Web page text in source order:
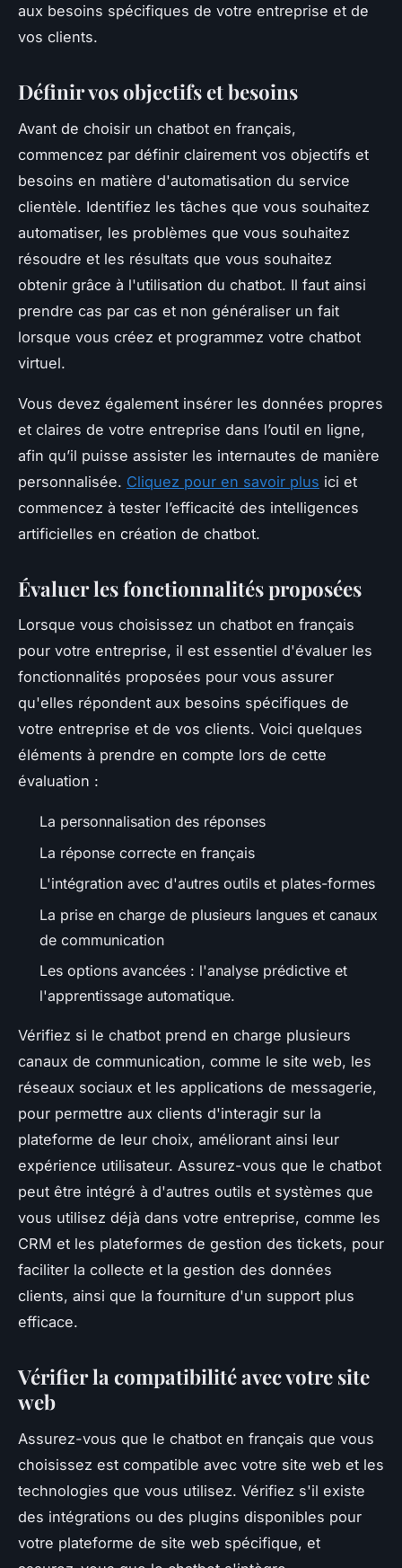
aux besoins spécifiques de votre entreprise et de
vos clients.
Définir vos objectifs et besoins
Avant de choisir un chatbot en français,
commencez par définir clairement vos objectifs et
besoins en matière d'automatisation du service
clientèle. Identifiez les tâches que vous souhaitez
automatiser, les problèmes que vous souhaitez
résoudre et les résultats que vous souhaitez
obtenir grâce à l'utilisation du chatbot. Il faut ainsi
prendre cas par cas et non généraliser un fait
lorsque vous créez et programmez votre chatbot
virtuel.
Vous devez également insérer les données propres
et claires de votre entreprise dans l’outil en ligne,
afin qu’il puisse assister les internautes de manière
personnalisée. Cliquez pour en savoir plus ici et
commencez à tester l’efficacité des intelligences
artificielles en création de chatbot.
Évaluer les fonctionnalités proposées
Lorsque vous choisissez un chatbot en français
pour votre entreprise, il est essentiel d'évaluer les
fonctionnalités proposées pour vous assurer
qu'elles répondent aux besoins spécifiques de
votre entreprise et de vos clients. Voici quelques
éléments à prendre en compte lors de cette
évaluation :
La personnalisation des réponses
La réponse correcte en français
L'intégration avec d'autres outils et plates-formes
La prise en charge de plusieurs langues et canaux
de communication
Les options avancées : l'analyse prédictive et
l'apprentissage automatique.
Vérifiez si le chatbot prend en charge plusieurs
canaux de communication, comme le site web, les
réseaux sociaux et les applications de messagerie,
pour permettre aux clients d'interagir sur la
plateforme de leur choix, améliorant ainsi leur
expérience utilisateur. Assurez-vous que le chatbot
peut être intégré à d'autres outils et systèmes que
vous utilisez déjà dans votre entreprise, comme les
CRM et les plateformes de gestion des tickets, pour
faciliter la collecte et la gestion des données
clients, ainsi que la fourniture d'un support plus
efficace.
Vérifier la compatibilité avec votre site
web
Assurez-vous que le chatbot en français que vous
choisissez est compatible avec votre site web et les
technologies que vous utilisez. Vérifiez s'il existe
des intégrations ou des plugins disponibles pour
votre plateforme de site web spécifique, et